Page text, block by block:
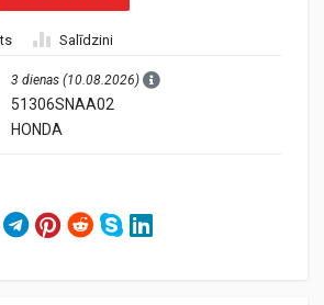
Salīdzini
3 dienas (10.08.2026)
51306SNAA02
HONDA